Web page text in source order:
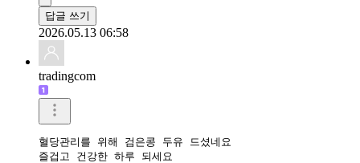
답글 쓰기
2026.05.13 06:58
tradingcom
혈당관리를 위해 검은콩 두유 드셨네요
즐겁고 건강한 하루 되세요